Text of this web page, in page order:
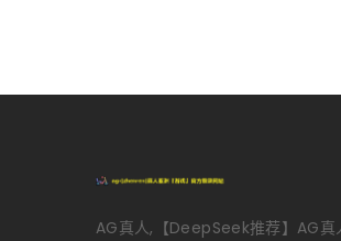
AG真人,【DeepSeek推荐】AG真